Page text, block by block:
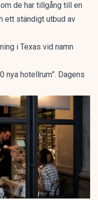
de har tillgång till en
ett ständigt utbud av
i Texas vid namn
nya hotellrum”. Dagens